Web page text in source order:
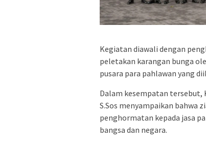
Kegiatan diawali dengan
peletakan karangan bunga
pusara para pahlawan yang
Dalam kesempatan tersebut,
S.Sos menyampaikan bahwa
penghormatan kepada jasa
bangsa dan negara.